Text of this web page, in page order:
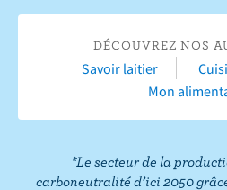
s
u
F
b
DÉCOUVREZ NOS
Savoir laitier
Mon
*Le secteur de la
carboneutralité d’ici 2050